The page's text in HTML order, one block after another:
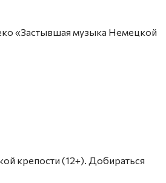
«Застывшая музыка Немецкой
крепости (12+). Добираться